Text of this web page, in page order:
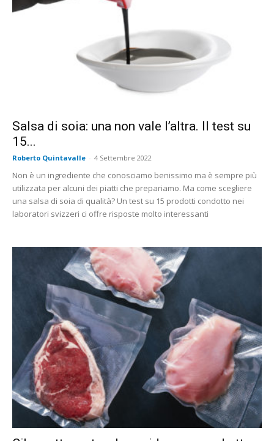
Salsa di soia: una non vale l’altra. Il test su
15...
Roberto Quintavalle - 4 Settembre 2022
Non è un ingrediente che conosciamo benissimo ma è sempre più
utilizzata per alcuni dei piatti che prepariamo. Ma come scegliere
una salsa di soia di qualità? Un test su 15 prodotti condotto nei
laboratori svizzeri ci offre risposte molto interessanti